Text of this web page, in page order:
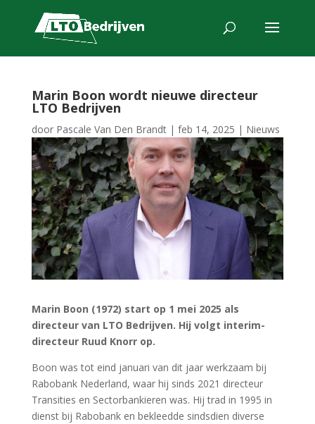
Marin Boon wordt nieuwe directeur
LTO Bedrijven
door Pascale Van Den Brandt| feb 14, 2025 | Nieuws
Marin Boon (1972) start op 1 mei 2025 als
directeur van LTO Bedrijven. Hij volgt interim-
directeur Ruud Knorr op.
Boon was tot eind januari van dit jaar werkzaam bij
Rabobank Nederland, waar hij sinds 2021 directeur
Transities en Sectorbankieren was. Hij trad in 1995 in
dienst bij Rabobank en bekleedde sindsdien diverse